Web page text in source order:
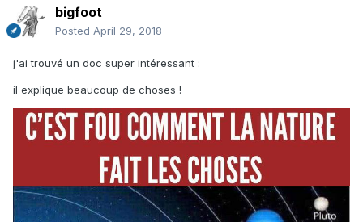
bigfoot
Posted April 29, 2018
j'ai trouvé un doc super intéressant :
il explique beaucoup de choses !